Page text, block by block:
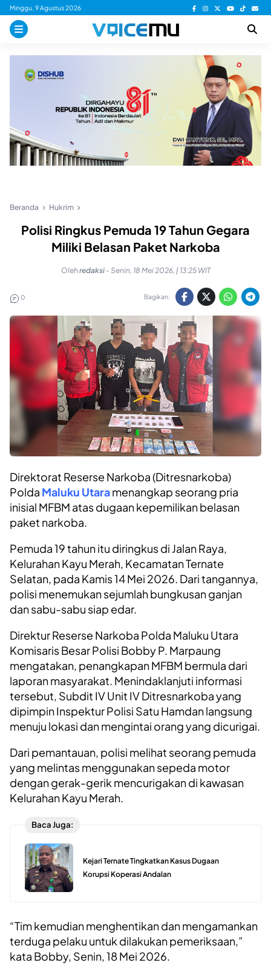
Skip
content
Minggu, 9 Agustus 2026
Beranda Hukrim
Polisi Ringkus Pemuda 19 Tahun Gegara
Miliki Belasan Paket Narkoba
Olehredaksi - Senin, 18 Mei 2026, | 13:25 WIT
0 Bagikan:
Direktorat Reserse Narkoba (Ditresnarkoba)
Polda Maluku Utaramenangkap seorang pria
inisial MFBM atas dugaan kepemilikan belasan
paket narkoba.
Pemuda 19 tahun itu diringkus di Jalan Raya,
Kelurahan Kayu Merah, Kecamatan Ternate
Selatan, pada Kamis 14 Mei 2026. Dari tangannya,
polisi menemukan sejumlah bungkusan ganjan
dan sabu-sabu siap edar.
Direktur Reserse Narkoba Polda Maluku Utara
Komisaris Besar Polisi Bobby P. Marpaung
mengatakan, penangkapan MFBM bermula dari
laporan masyarakat. Menindaklanjuti informasi
tersebut, Subdit IV Unit IV Ditresnarkoba yang
dipimpin Inspektur Polisi Satu Hamdan langsung
menuju lokasi dan mengintai orang yang dicurigai.
Dari pemantauan, polisi melihat seorang pemuda
yang melintas menggunakan sepeda motor
dengan gerak-gerik mencurigakan di kawasan
Kelurahan Kayu Merah.
Baca Juga:
Kejari Ternate Tingkatkan Kasus Dugaan
Korupsi Koperasi Andalan
“Tim kemudian menghentikan dan mengamankan
terduga pelaku untuk dilakukan pemeriksaan,”
kata Bobby, Senin, 18 Mei 2026.